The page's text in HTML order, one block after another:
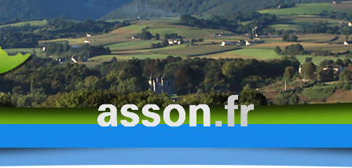
ENFANCE
TOURISME
HISTOIRE